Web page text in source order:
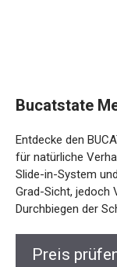
Bucatstate
Entdecke den
für natürliche
Slide-in-System
Grad-Sicht, jedoch
Durchbiegen der
Preis